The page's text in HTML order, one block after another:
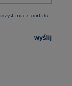
z portalu
wyślij